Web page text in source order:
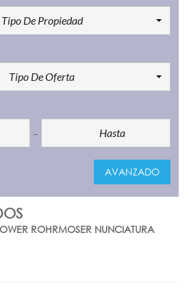
Tipo De Propiedad
Tipo De Oferta
AVANZADO
ROHRMOSER NUNCIATURA